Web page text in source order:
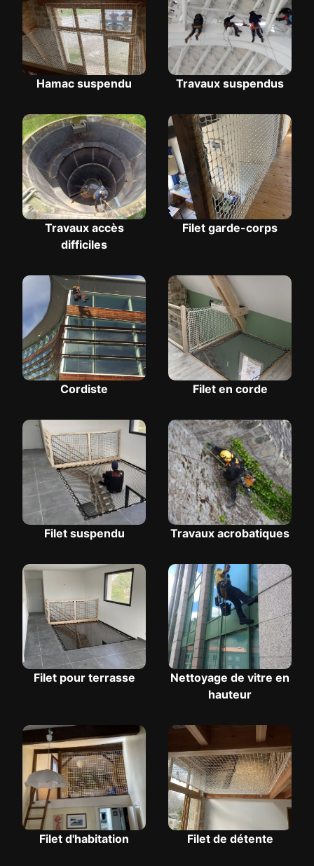
Hamac suspendu Travaux suspendus
Travaux accès
difficiles
Filet garde-corps
Cordiste Filet en corde
Filet suspendu Travaux acrobatiques
Filet pour terrasse
Nettoyage de vitre en
hauteur
Filet d'habitation Filet de détente